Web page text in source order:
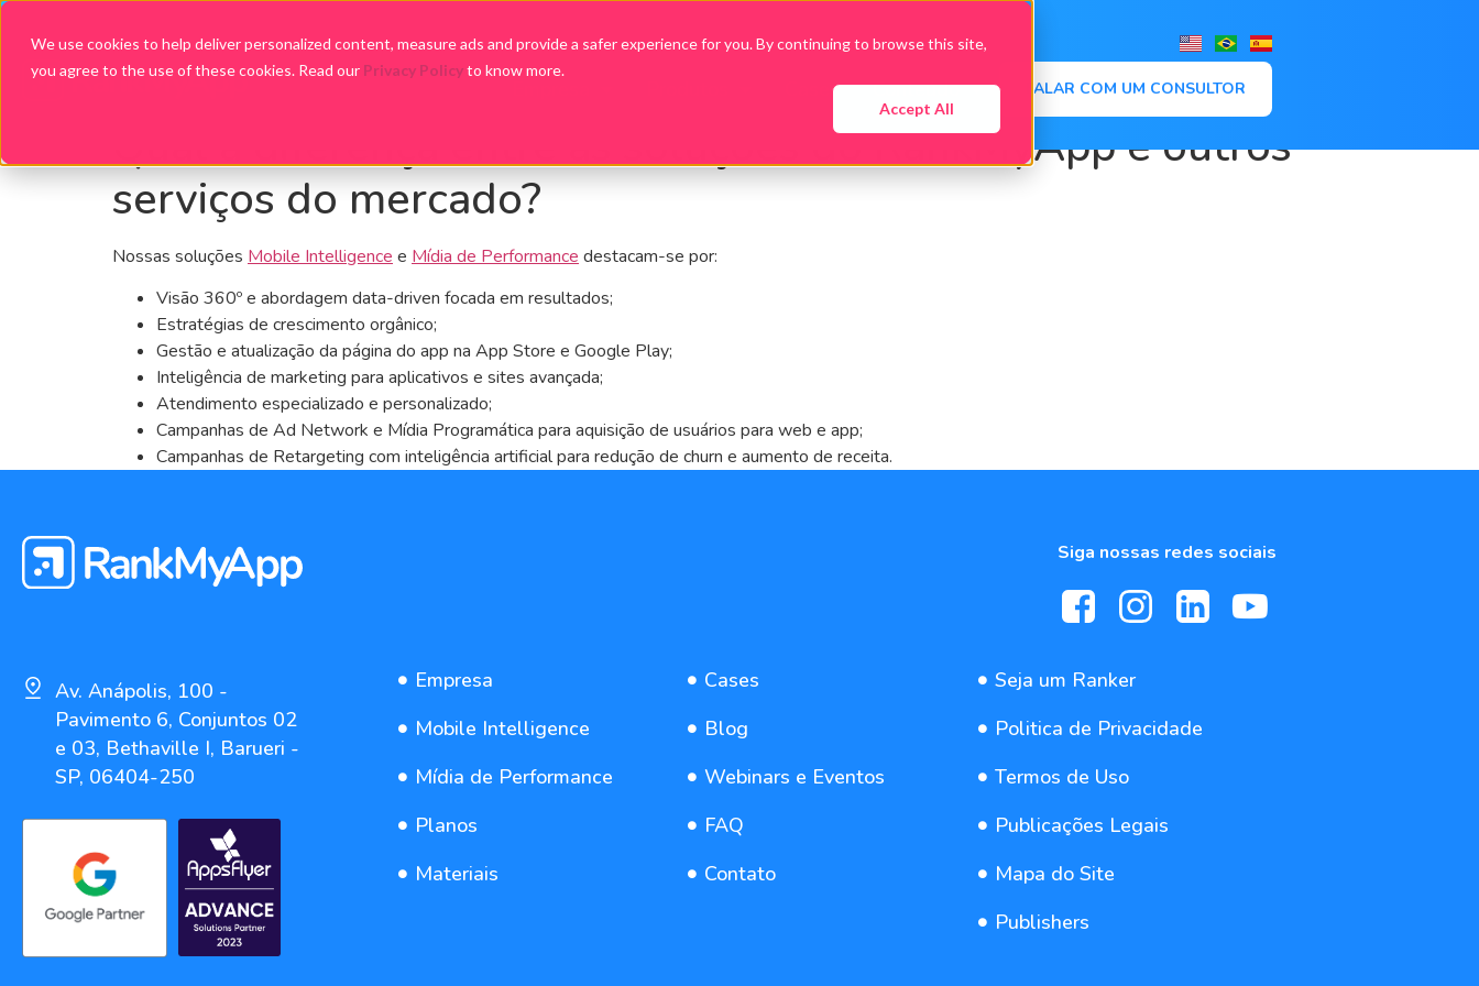
We use cookies to help deliver personalized content, measure ads and provide a safer experience for you. By continuing to browse this site,
you agree to the use of these cookies. Read our Privacy Policyto know more.
Accept All
Cases Conteúdo FALAR COM UM CONSULTOR
Qual a diferença entre as soluções do RankMyApp e outros
serviços do mercado?
Nossas soluções Mobile Intelligence e Mídia de Performance destacam-se por:
Visão 360º e abordagem data-driven focada em resultados;
Estratégias de crescimento orgânico;
Gestão e atualização da página do app na App Store e Google Play;
Inteligência de marketing para aplicativos e sites avançada;
Atendimento especializado e personalizado;
Campanhas de Ad Network e Mídia Programática para aquisição de usuários para web e app;
Campanhas de Retargeting com inteligência artificial para redução de churn e aumento de receita.
Av. Anápolis, 100 -
Pavimento 6, Conjuntos 02
e 03, Bethaville I, Barueri -
SP, 06404-250
Siga nossas redes sociais
Empresa
Mobile Intelligence
Mídia de Performance
Planos
Materiais
Cases
Blog
Webinars e Eventos
FAQ
Contato
Seja um Ranker
Politica de Privacidade
Termos de Uso
Publicações Legais
Mapa do Site
Publishers